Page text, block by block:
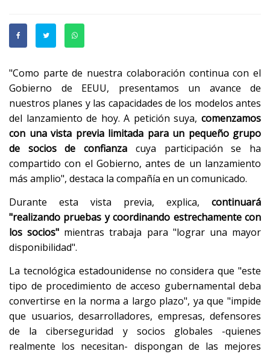
"Como parte de nuestra colaboración continua con el
Gobierno de EEUU, presentamos un avance de
nuestros planes y las capacidades de los modelos antes
del lanzamiento de hoy. A petición suya, comenzamos
con una vista previa limitada para un pequeño grupo
de socios de confianza cuya participación se ha
compartido con el Gobierno, antes de un lanzamiento
más amplio", destaca la compañía en un comunicado.
Durante esta vista previa, explica, continuará
"realizando pruebas y coordinando estrechamente con
los socios" mientras trabaja para "lograr una mayor
disponibilidad".
La tecnológica estadounidense no considera que "este
tipo de procedimiento de acceso gubernamental deba
convertirse en la norma a largo plazo", ya que "impide
que usuarios, desarrolladores, empresas, defensores
de la ciberseguridad y socios globales -quienes
realmente los necesitan- dispongan de las mejores